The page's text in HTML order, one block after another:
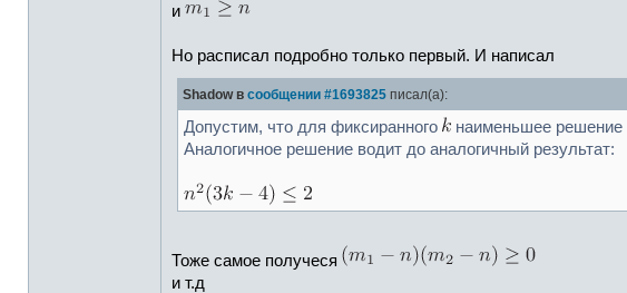
и
Но расписал подробно только первый. И написал
Shadow в сообщении #1693825 писал(а):
Допустим, что для фиксиранного
наименьшее решение
Аналогичное решение водит до аналогичный результат:
Тоже самое получеся
и т.д